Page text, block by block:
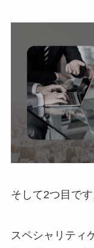
そして2つ目です
スペシャリティ